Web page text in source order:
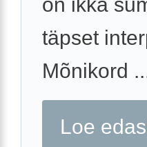
täpset
Mõnikord
Loe